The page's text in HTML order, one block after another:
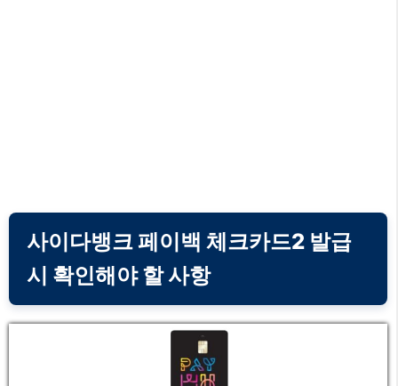
사이다뱅크 페이백 체크카드2 발급
시 확인해야 할 사항